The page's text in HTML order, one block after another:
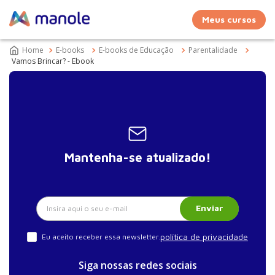
Meus cursos
E-books E-books de Educação
Parentalidade
Vamos Brincar? - Ebook
Mantenha-se atualizado!
Enviar
Eu aceito receber essa newsletter. política de privacidade
Siga nossas redes sociais